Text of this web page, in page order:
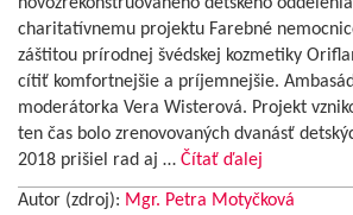
charitatívnemu projektu Farebné
záštitou prírodnej švédskej kozmetiky
cítiť komfortnejšie a príjemnejšie.
moderátorka Vera Wisterová. Projekt
ten čas bolo zrenovovaných dvanásť
2018 prišiel rad aj … Čítať ďalej
Autor (zdroj): Mgr. Petra Motyčková